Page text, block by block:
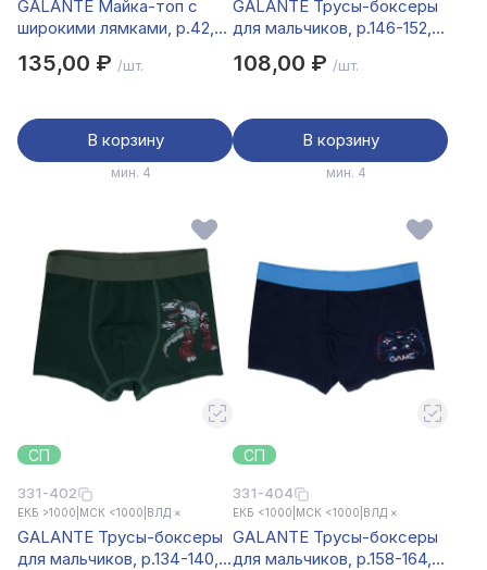
GALANTE Майка-топ с
широкими лямками, р.42,
синий, НБ25-21
135,00 ₽ /шт.
В корзину
мин. 4
GALANTE Трусы-боксеры
для мальчиков, р.146-152,
разноцветный, НБ25-26
108,00 ₽ /шт.
В корзину
мин. 4
СП
331-402
ЕКБ >1000 МСК <1000 ВЛД ×
GALANTE Трусы-боксеры
для мальчиков, р.134-140,
СП
331-404
ЕКБ <1000 МСК <1000 ВЛД ×
GALANTE Трусы-боксеры
для мальчиков, р.158-164,